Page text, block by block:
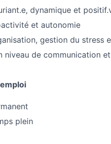
dynamique et
et autonomie
gestion du stress
niveau de communication
plein